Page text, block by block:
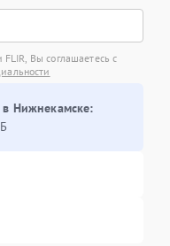
Вы соглашаетесь с
в Нижнекамске: